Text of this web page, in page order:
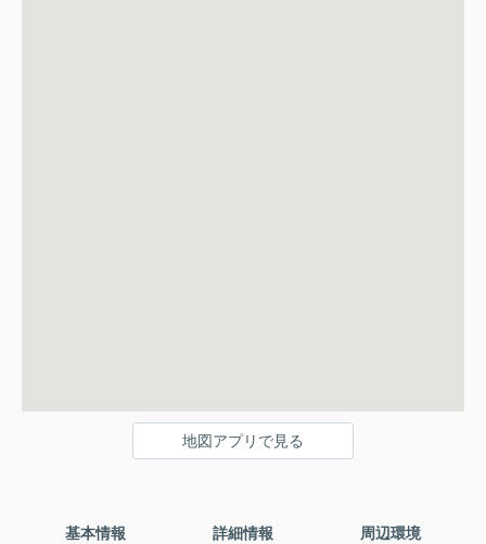
地図アプリで見る
基本情報 詳細情報 周辺環境